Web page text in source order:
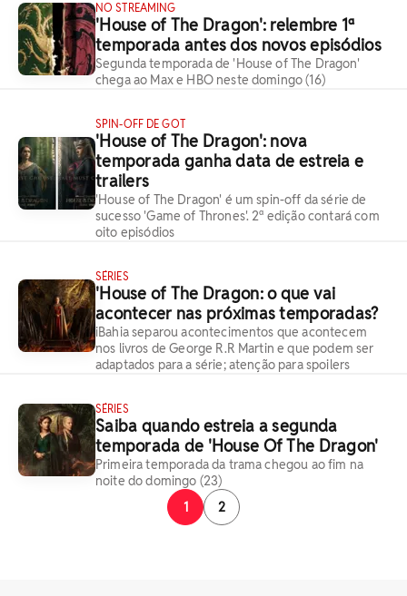
NO STREAMING
'House of The Dragon': relembre 1ª
temporada antes dos novos episódios
Segunda temporada de 'House of The Dragon'
chega ao Max e HBO neste domingo (16)
SPIN-OFF DE GOT
'House of The Dragon': nova
temporada ganha data de estreia e
trailers
'House of The Dragon' é um spin-off da série de
sucesso 'Game of Thrones'. 2ª edição contará com
oito episódios
SÉRIES
'House of The Dragon: o que vai
acontecer nas próximas temporadas?
iBahia separou acontecimentos que acontecem
nos livros de George R.R Martin e que podem ser
adaptados para a série; atenção para spoilers
SÉRIES
Saiba quando estreia a segunda
temporada de 'House Of The Dragon'
Primeira temporada da trama chegou ao fim na
noite do domingo (23)
1
2